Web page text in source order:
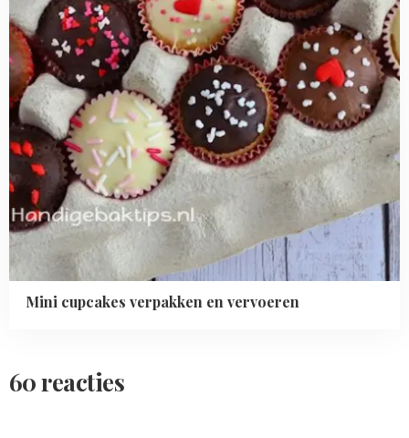
Mini cupcakes verpakken en vervoeren
60 reacties